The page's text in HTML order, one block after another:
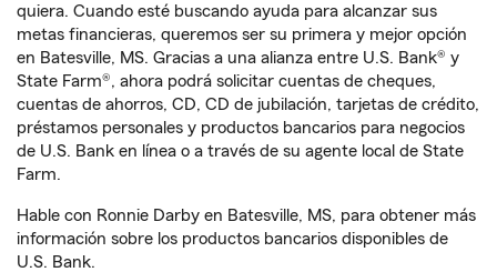
quiera. Cuando esté buscando ayuda para alcanzar sus
metas financieras, queremos ser su primera y mejor opción
en Batesville, MS. Gracias a una alianza entre U.S. Bank® y
State Farm®, ahora podrá solicitar cuentas de cheques,
cuentas de ahorros, CD, CD de jubilación, tarjetas de crédito,
préstamos personales y productos bancarios para negocios
de U.S. Bank en línea o a través de su agente local de State
Farm.
Hable con Ronnie Darby en Batesville, MS, para obtener más
información sobre los productos bancarios disponibles de
U.S. Bank.